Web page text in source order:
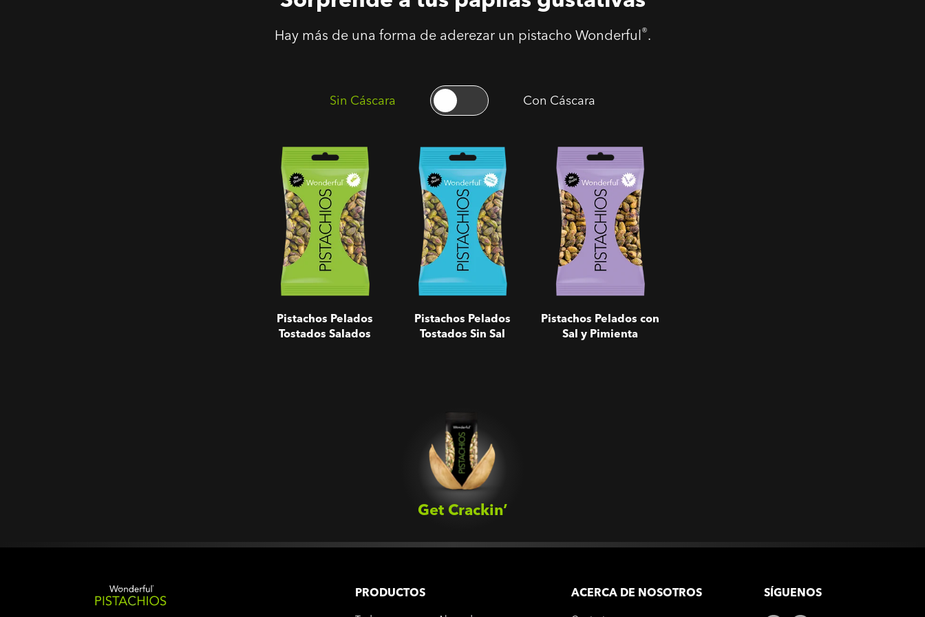
Hay más de una forma de aderezar un pistacho Wonderful®.
Sin Cáscara Con Cáscara
Pistachos Pelados
Tostados Salados
Pistachos Pelados
Tostados Salados
Pistachos Pelados
Tostados Sin Sal
Pistachos Pelados
Tostados Sin Sal
Pistachos Pelados
con Sal y Pimienta
Pistachos Pelados con
Sal y Pimienta
Get Crackin’‎
PRODUCTOS ACERCA DE NOSOTROS SÍGUENOS